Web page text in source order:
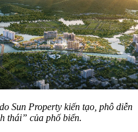
Sun Property kiến tạo, phô diễn
thái” của phố biển.